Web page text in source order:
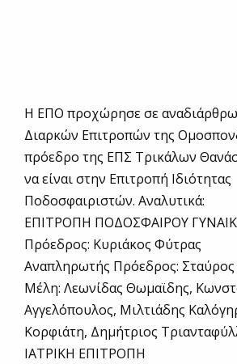
Η ΕΠΟ προχώρησε σε
Διαρκών Επιτροπών της
πρόεδρο της ΕΠΣ Τρικάλων
να είναι στην Επιτροπή Ιδιότητας
Ποδοσφαιριστών. Αναλυτικά:
ΕΠΙΤΡΟΠΗ ΠΟΔΟΣΦΑΙΡΟΥ
Πρόεδρος: Κυριάκος Φύτρας
Αναπληρωτής Πρόεδρος: Σταύρος
Μέλη: Λεωνίδας Θωμαϊδης,
Αγγελόπουλος, Μιλτιάδης
Κορφιάτη, Δημήτριος
ΙΑΤΡΙΚΗ ΕΠΙΤΡΟΠΗ